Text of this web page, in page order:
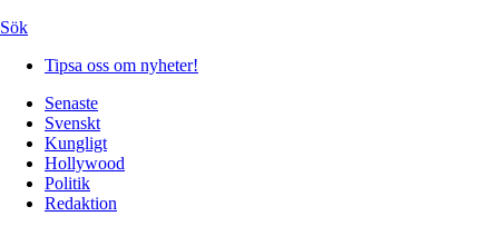
Sök
Tipsa oss om nyheter!
Senaste
Svenskt
Kungligt
Hollywood
Politik
Redaktion